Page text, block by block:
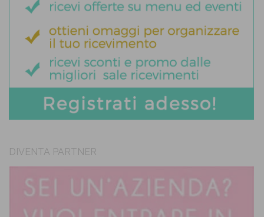
DIVENTA PARTNER